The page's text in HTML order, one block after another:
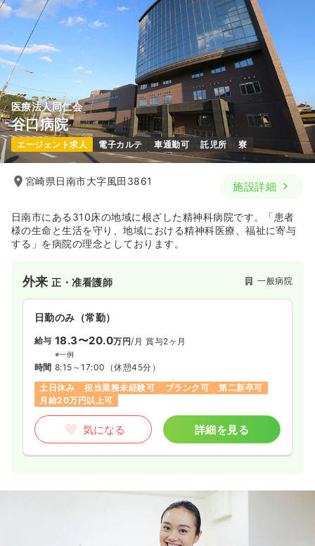
※一例
時間 8:30～17:30
（休憩60分）
担当業務未経験可 ブランク可
新卒可
第二新卒可
月給25万円以上可
詳細を見る
訪問看護正・准看護師 訪問看護
日勤のみ（常勤） 一時募集休止
給与 19.5〜25.0万円/月 賞与1回
時間 7:00～16:00（休憩60分）
4週8休以上
担当業務未経験可 ブランク可
新卒可
第二新卒可
月給25万円以上可
気になる 詳細を見る
医療法人同仁会
谷口病院
エージェント求人 電子カルテ 車通勤可 託児所 寮
宮崎県日南市大字風田3861 施設詳細
日南市にある310床の地域に根ざした精神科病院です。「患者
様の生命と生活を守り、地域における精神科医療、福祉に寄与
する」を病院の理念としております。
外来正・准看護師 一般病院
日勤のみ（常勤）
給与 18.3〜20.0万円/月 賞与2ヶ月
※一例
時間 8:15～17:00 （休憩45分）
土日休み
担当業務未経験可 ブランク可
第二新卒可
月給20万円以上可
気になる 詳細を見る